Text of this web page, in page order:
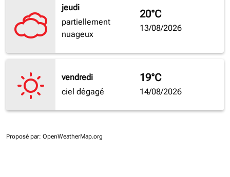
jeudi
partiellement
nuageux
20°C
13/08/2026
vendredi
ciel dégagé
19°C
14/08/2026
Proposé par: OpenWeatherMap.org